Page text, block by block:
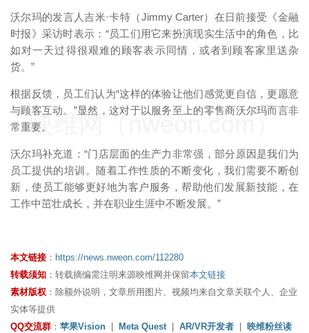
沃尔玛的发言人吉米·卡特（Jimmy Carter）在日前接受《金融
时报》采访时表示：“员工们用它来扮演现实生活中的角色，比
如对一天过得很艰难的顾客表示同情，或者到顾客家里送杂
货。”
根据反馈，员工们认为“这样的体验让他们感觉更自信，更愿意
与顾客互动。”显然，这对于以服务至上的零售商沃尔玛而言非
常重要。
沃尔玛补充道：“门店层面的生产力非常强，部分原因是我们为
员工提供的培训。随着工作性质的不断变化，我们需要不断创
新，使员工能够更好地为客户服务，帮助他们发展新技能，在
工作中茁壮成长，并在职业生涯中不断发展。”
映维网（nweon.com）
本文链接 ： https://news.nweon.com/112280
转载须知 ：转载摘编需注明来源映维网并保留本文链接
素材版权 ：除额外说明，文章所用图片、视频均来自文章关联个人、企业
实体等提供
QQ交流群 ： 苹果Vision Meta Quest| AR/VR开发者
映维粉丝读